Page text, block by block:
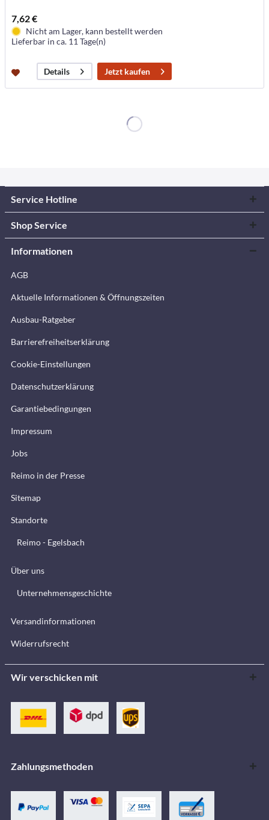
7,62 €
Nicht am Lager, kann bestellt werden
Lieferbar in ca. 11 Tage(n)
Details Jetzt kaufen
Service Hotline
Shop Service
Informationen
AGB
Aktuelle Informationen & Öffnungszeiten
Ausbau-Ratgeber
Barrierefreiheitserklärung
Cookie-Einstellungen
Datenschutzerklärung
Garantiebedingungen
Impressum
Jobs
Reimo in der Presse
Sitemap
Standorte
Reimo - Egelsbach
Über uns
Unternehmensgeschichte
Versandinformationen
Widerrufsrecht
Wir verschicken mit
Zahlungsmethoden